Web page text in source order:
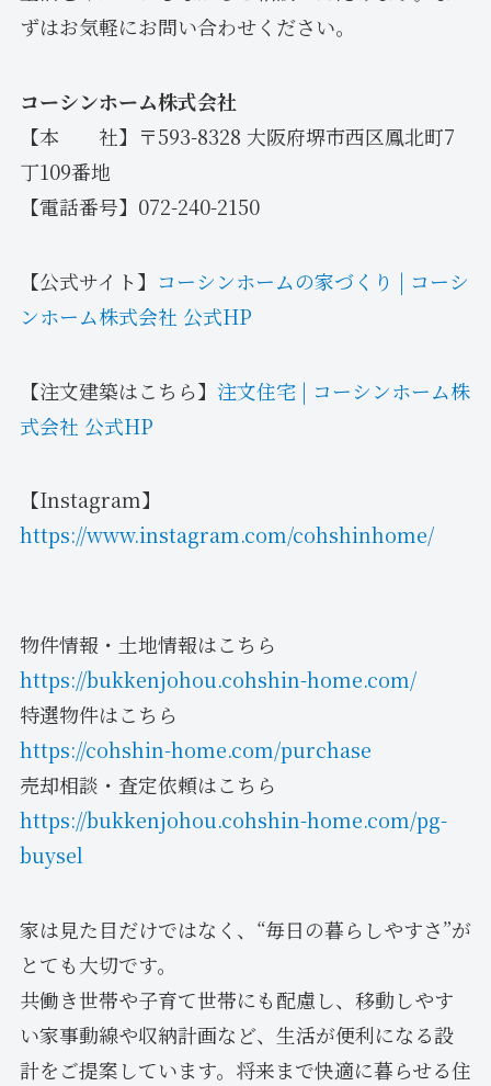
ずはお気軽にお問い合わせください。
コーシンホーム株式会社
【本 社】〒593-8328 大阪府堺市西区鳳北町7
丁109番地
【電話番号】072-240-2150
【公式サイト】 コーシンホームの家づくり | コーシ
ンホーム株式会社 公式HP
【注文建築はこちら】 注文住宅 | コーシンホーム株
式会社 公式HP
【Instagram】
https://www.instagram.com/cohshinhome/
物件情報・土地情報はこちら
https://bukkenjohou.cohshin-home.com/
特選物件はこちら
https://cohshin-home.com/purchase
売却相談・査定依頼はこちら
https://bukkenjohou.cohshin-home.com/pg-
buysel
家は見た目だけではなく、“毎日の暮らしやすさ”が
とても大切です。
共働き世帯や子育て世帯にも配慮し、移動しやす
い家事動線や収納計画など、生活が便利になる設
計をご提案しています。将来まで快適に暮らせる住